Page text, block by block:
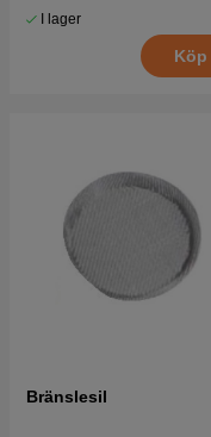
I lager
Köp
Bränslesil